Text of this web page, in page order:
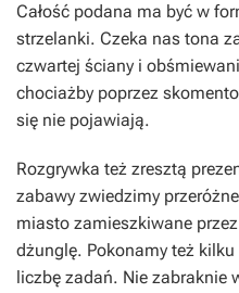
Całość podana ma być w
strzelanki. Czeka nas tona
czwartej ściany i
chociażby poprzez
się nie pojawiają.
Rozgrywka też zresztą
zabawy zwiedzimy
miasto zamieszkiwane
dżunglę. Pokonamy też
liczbę zadań. Nie